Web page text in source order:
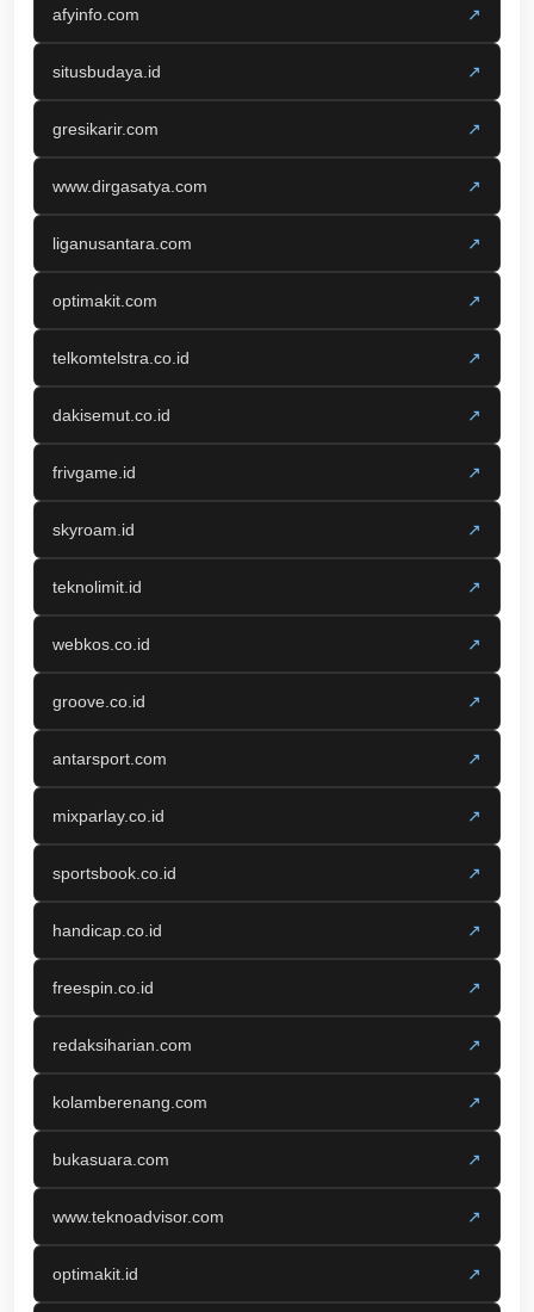
afyinfo.com ↗
situsbudaya.id ↗
gresikarir.com ↗
www.dirgasatya.com ↗
liganusantara.com ↗
optimakit.com ↗
telkomtelstra.co.id ↗
dakisemut.co.id ↗
frivgame.id ↗
skyroam.id ↗
teknolimit.id ↗
webkos.co.id ↗
groove.co.id ↗
antarsport.com ↗
mixparlay.co.id ↗
sportsbook.co.id ↗
handicap.co.id ↗
freespin.co.id ↗
redaksiharian.com ↗
kolamberenang.com ↗
bukasuara.com ↗
www.teknoadvisor.com ↗
optimakit.id ↗